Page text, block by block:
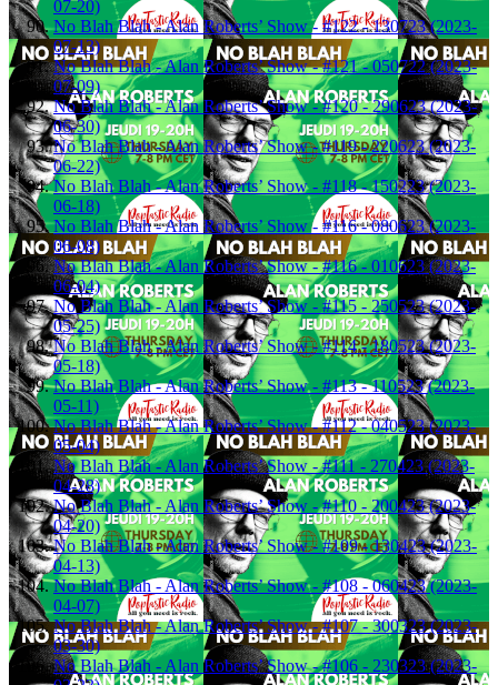
07-20)
No Blah Blah - Alan Roberts’ Show - #122 - 130723 (2023-
07-13)
No Blah Blah - Alan Roberts’ Show - #121 - 050722 (2023-
07-09)
No Blah Blah - Alan Roberts’ Show - #120 - 290623 (2023-
06-30)
No Blah Blah - Alan Roberts’ Show - #119 - 220623 (2023-
06-22)
No Blah Blah - Alan Roberts’ Show - #118 - 150223 (2023-
06-18)
No Blah Blah - Alan Roberts’ Show - #116 - 080623 (2023-
06-08)
No Blah Blah - Alan Roberts’ Show - #116 - 010623 (2023-
06-04)
No Blah Blah - Alan Roberts’ Show - #115 - 250523 (2023-
05-25)
No Blah Blah - Alan Roberts’ Show - #114 - 180523 (2023-
05-18)
No Blah Blah - Alan Roberts’ Show - #113 - 110523 (2023-
05-11)
No Blah Blah - Alan Roberts’ Show - #112 - 040523 (2023-
05-04)
No Blah Blah - Alan Roberts’ Show - #111 - 270423 (2023-
04-28)
No Blah Blah - Alan Roberts’ Show - #110 - 200423 (2023-
04-20)
No Blah Blah - Alan Roberts’ Show - #109 - 130423 (2023-
04-13)
No Blah Blah - Alan Roberts’ Show - #108 - 060423 (2023-
04-07)
No Blah Blah - Alan Roberts’ Show - #107 - 300323 (2023-
03-30)
No Blah Blah - Alan Roberts’ Show - #106 - 230323 (2023-